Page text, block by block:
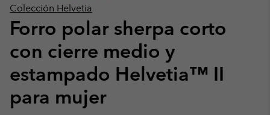
Colección Helvetia
Forro polar sherpa corto
con cierre medio y
estampado Helvetia™ II
para mujer